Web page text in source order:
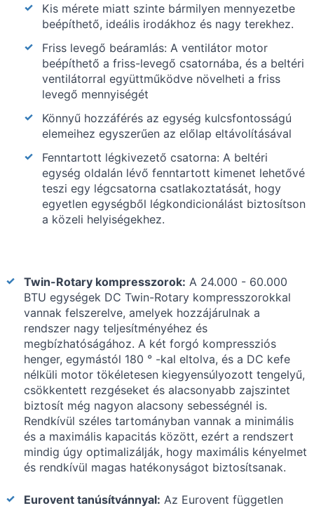
Kis mérete miatt szinte bármilyen mennyezetbe
beépíthető, ideális irodákhoz és nagy terekhez.
Friss levegő beáramlás: A ventilátor motor
beépíthető a friss-levegő csatornába, és a beltéri
ventilátorral együttműködve növelheti a friss
levegő mennyiségét
Könnyű hozzáférés az egység kulcsfontosságú
elemeihez egyszerűen az előlap eltávolításával
Fenntartott légkivezető csatorna: A beltéri
egység oldalán lévő fenntartott kimenet lehetővé
teszi egy légcsatorna csatlakoztatását, hogy
egyetlen egységből légkondicionálást biztosítson
a közeli helyiségekhez.
Twin-Rotary kompresszorok: A 24.000 - 60.000
BTU egységek DC Twin-Rotary kompresszorokkal
vannak felszerelve, amelyek hozzájárulnak a
rendszer nagy teljesítményéhez és
megbízhatóságához. A két forgó kompressziós
henger, egymástól 180 ° -kal eltolva, és a DC kefe
nélküli motor tökéletesen kiegyensúlyozott tengelyű,
csökkentett rezgéseket és alacsonyabb zajszintet
biztosít még nagyon alacsony sebességnél is.
Rendkívül széles tartományban vannak a minimális
és a maximális kapacitás között, ezért a rendszert
mindig úgy optimalizálják, hogy maximális kényelmet
és rendkívül magas hatékonyságot biztosítsanak.
Eurovent tanúsítvánnyal: Az Eurovent független